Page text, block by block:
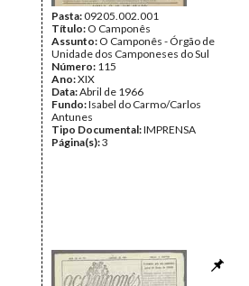
Pasta:09205.002.001
Título: O Camponês
Assunto: O Camponês - Órgão de
Unidade dos Camponeses do Sul
Número: 115
Ano:XIX
Data:Abril de 1966
Fundo:Isabel do Carmo/Carlos
Antunes
Tipo Documental:IMPRENSA
Página(s):3